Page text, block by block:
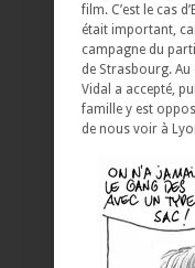
film. C’est le cas
était important,
campagne du
de Strasbourg. Au
Vidal a accepté,
famille y est
de nous voir à